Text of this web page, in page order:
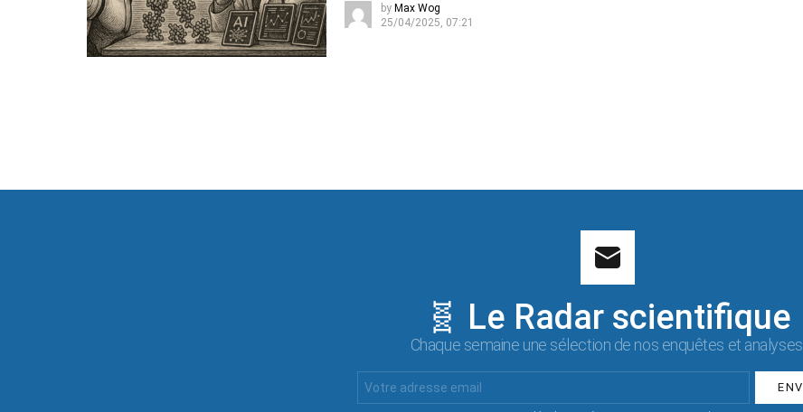
by Max Wog
25/04/2025, 07:21
🧬 Le Radar scientifique
Chaque semaine une sélection de nos enquêtes et analyses.
Email
: